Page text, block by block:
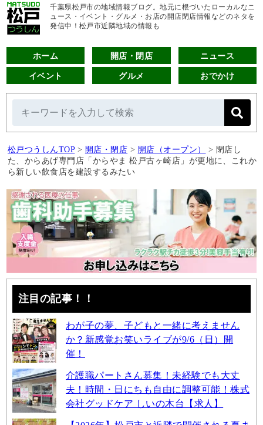
千葉県松戸市の地域情報ブログ。地元に根づいたローカルなニ
ュース・イベント・グルメ・お店の開店閉店情報などのネタを
発信中！松戸市近隣地域の情報も
ホーム 開店・閉店 ニュース
イベント グルメ おでかけ
松戸つうしんTOP > 開店・閉店 > 開店（オープン） > 閉店し
た、からあげ専門店「からやま 松戸古ヶ崎店」が更地に、これか
ら新しい飲食店を建設するみたい
注目の記事！！
わが子の夢、子どもと一緒に考えません
か？新感覚お笑いライブが9/6（日）開
催！
介護職パートさん募集！未経験でも大丈
夫！時間・日にちも自由に調整可能！株式
会社グッドケア しいの木台【求人】